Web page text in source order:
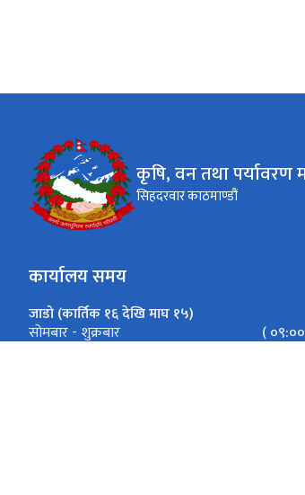
कृषि, वन तथा पर्यावरण
सिहदरवार काठमाण्डौं
कार्यालय समय
जाडो (कार्तिक १६ देखि माघ १५)
सोमबार - शुक्रबार
(